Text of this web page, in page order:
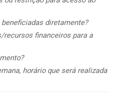
diretamente?
financeiros para a
horário que será realizada